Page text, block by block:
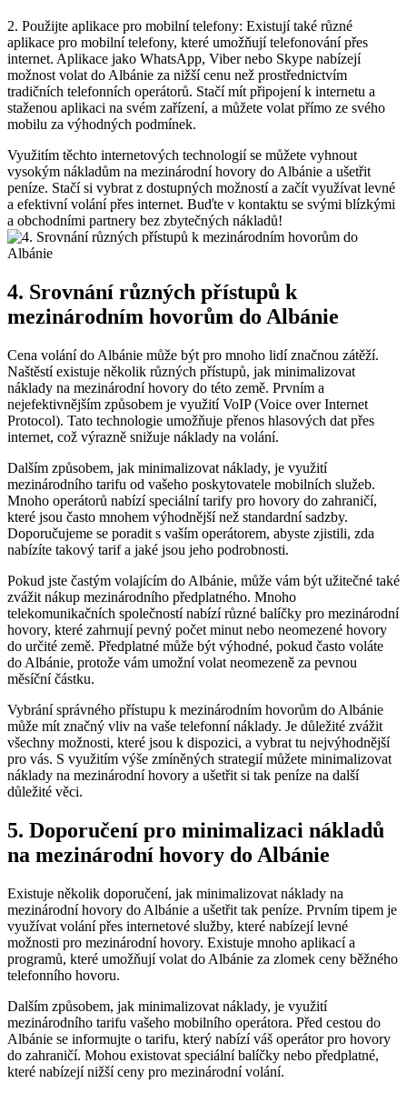
2. ⁢Použijte aplikace pro mobilní​ telefony: Existují také různé
aplikace pro mobilní⁣ telefony, ‌které⁣ umožňují telefonování​ přes
internet. ⁤Aplikace jako ⁢WhatsApp, Viber nebo Skype nabízejí
možnost volat do Albánie za nižší cenu než prostřednictvím
tradičních telefonních operátorů. Stačí mít připojení k internetu a
staženou aplikaci na svém⁢ zařízení, a můžete volat ⁢přímo ze ⁣svého
mobilu ​za výhodných podmínek.
Využitím ⁤těchto internetových technologií se můžete ‌vyhnout
⁣vysokým nákladům na mezinárodní hovory do Albánie‌ a ušetřit
peníze. Stačí ‍si vybrat z dostupných možností ⁢a začít využívat levné
a efektivní volání ⁢přes internet.‌ Buďte v kontaktu se svými blízkými
a obchodními partnery bez zbytečných nákladů!
4. Srovnání různých přístupů k
mezinárodním hovorům do Albánie
Cena volání ‍do Albánie může být pro mnoho lidí‍ značnou zátěží.
Naštěstí existuje několik různých přístupů, jak minimalizovat
náklady na​ mezinárodní hovory do této země. Prvním a
nejefektivnějším způsobem ​je využití VoIP (Voice over Internet
Protocol). Tato technologie umožňuje přenos hlasových dat přes
internet, což výrazně snižuje náklady na volání.
Dalším způsobem, jak minimalizovat náklady, je využití
mezinárodního‍ tarifu ‍od ⁣vašeho poskytovatele mobilních služeb.
⁢Mnoho ⁣operátorů nabízí speciální tarify pro hovory do zahraničí,​
které jsou často mnohem výhodnější než standardní sadzby.
Doporučujeme se poradit s vaším operátorem, abyste zjistili, zda
nabízíte takový tarif ⁣a jaké jsou jeho podrobnosti.
Pokud jste častým volajícím do Albánie, může vám být užitečné také
zvážit nákup mezinárodního předplatného. Mnoho
telekomunikačních společností nabízí různé balíčky⁣ pro mezinárodní
hovory, které zahrnují pevný počet minut nebo neomezené hovory
do určité země. Předplatné může být výhodné, pokud často voláte
do Albánie, protože vám umožní volat neomezeně za pevnou
měsíční částku.
Vybrání správného přístupu k mezinárodním hovorům ⁣do Albánie
může mít značný vliv ⁢na‍ vaše ​telefonní náklady. Je důležité‍ zvážit
všechny možnosti,‍ které jsou ⁤k dispozici, a vybrat tu nejvýhodnější
‌pro vás. S využitím výše zmíněných strategií můžete minimalizovat
náklady na mezinárodní hovory a ušetřit si tak peníze na další
důležité věci.
5. Doporučení pro minimalizaci​ nákladů
na mezinárodní hovory do ⁢Albánie
Existuje několik doporučení, jak minimalizovat náklady ⁢na
mezinárodní hovory do ⁤Albánie a ušetřit tak peníze. Prvním tipem je
využívat volání přes internetové služby, které⁢ nabízejí levné
možnosti‌ pro mezinárodní hovory. Existuje mnoho aplikací⁤ a
programů, které umožňují volat do Albánie za zlomek ceny běžného
telefonního hovoru.
Dalším způsobem, jak minimalizovat náklady, je využití
mezinárodního tarifu vašeho mobilního operátora. Před cestou do
Albánie se⁢ informujte​ o ⁤tarifu, který ⁢nabízí váš operátor pro hovory⁤
do zahraničí. Mohou existovat speciální balíčky nebo⁣ předplatné,
které nabízejí nižší ceny pro mezinárodní volání.